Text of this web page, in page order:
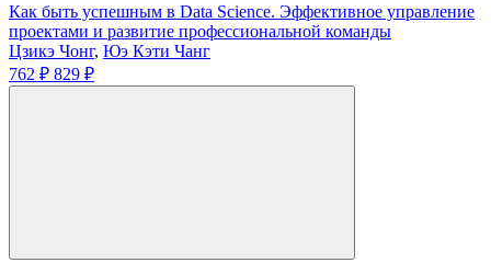
Как быть успешным в Data Science. Эффективное управление
проектами и развитие профессиональной команды
Цзикэ Чонг, Юэ Кэти Чанг
762 ₽ 829 ₽